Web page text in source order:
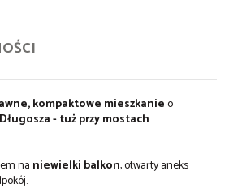
kompaktowe mieszkanieo
- tuż przy mostach
na niewielki balkon, otwarty aneks